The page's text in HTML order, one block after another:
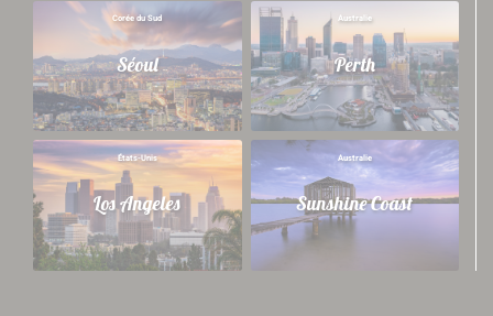
Corée du Sud
Séoul
Australie
Perth
États-Unis
Los Angeles
Australie
Sunshine Coast